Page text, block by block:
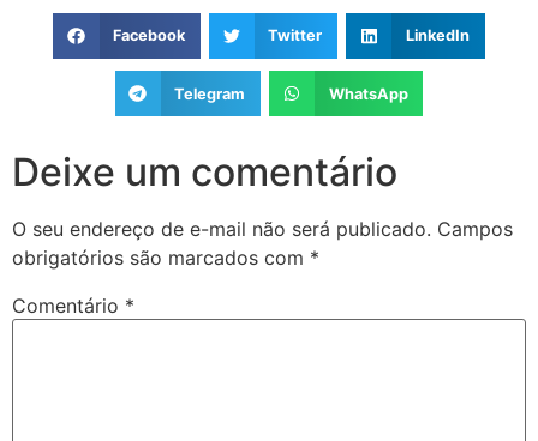
Facebook Twitter LinkedIn
Telegram WhatsApp
Deixe um comentário
O seu endereço de e-mail não será publicado. Campos
obrigatórios são marcados com *
Comentário *